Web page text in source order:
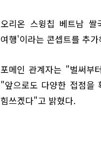
오리온 스윙칩 베트남
여행'이라는 콘셉트를 추
포메인 관계자는 "벌써부
"앞으로도 다양한 접점을
힘쓰겠다"고 밝혔다.